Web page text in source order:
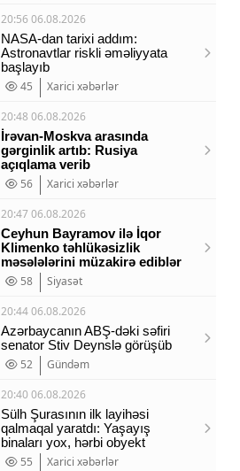
20:56 06.08.2026
NASA-dan tarixi addım:
Astronavtlar riskli əməliyyata
başlayıb
45
Xarici xəbərlər
20:48 06.08.2026
İrəvan-Moskva arasında
gərginlik artıb: Rusiya
açıqlama verib
56
Xarici xəbərlər
20:47 06.08.2026
Ceyhun Bayramov ilə İqor
Klimenko təhlükəsizlik
məsələlərini müzakirə ediblər
58
Siyasət
20:44 06.08.2026
Azərbaycanın ABŞ-dəki səfiri
senator Stiv Deynslə görüşüb
52
Gündəm
20:40 06.08.2026
Sülh Şurasının ilk layihəsi
qalmaqal yaratdı: Yaşayış
binaları yox, hərbi obyekt
55
Xarici xəbərlər